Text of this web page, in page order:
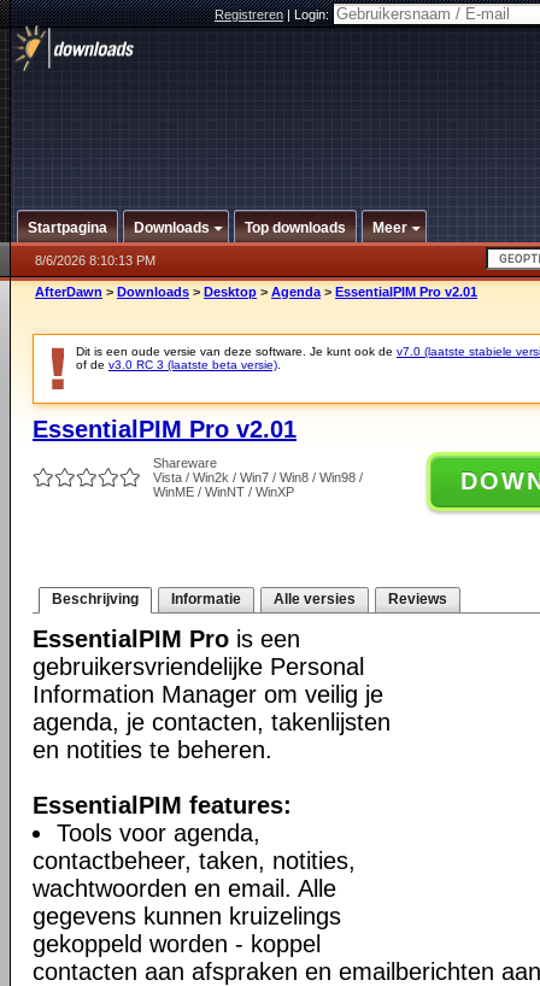
Registreren|Login:
Startpagina Downloads Top downloads Meer
8/6/2026 8:10:13 PM
AfterDawn > Downloads > Desktop > Agenda > EssentialPIM Pro v2.01
Dit is een oude versie van deze software. Je kunt ook de v7.0 (laatste stabiele
of de v3.0 RC 3 (laatste beta versie)
EssentialPIM Pro v2.01
Shareware
Vista / Win2k / Win7 / Win8 / Win98 /
WinME / WinNT / WinXP
Beschrijving Informatie Alle versies Reviews
EssentialPIM Pro is een
gebruikersvriendelijke Personal
Information Manager om veilig je
agenda, je contacten, takenlijsten
en notities te beheren.
EssentialPIM features:
Tools voor agenda,
contactbeheer, taken, notities,
wachtwoorden en email. Alle
gegevens kunnen kruizelings
gekoppeld worden - koppel
contacten aan afspraken en emailberichten